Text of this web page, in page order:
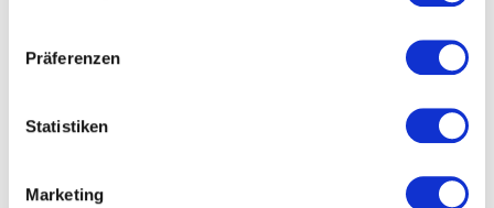
Präferenzen
Statistiken
Marketing